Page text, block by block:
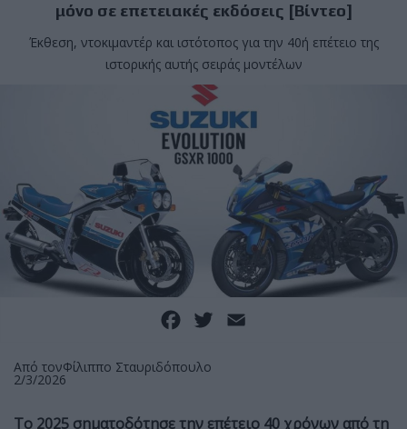
μόνο σε επετειακές εκδόσεις [Βίντεο]
Έκθεση, ντοκιμαντέρ και ιστότοπος για την 40ή επέτειο της
ιστορικής αυτής σειράς μοντέλων
Facebook
Twitter
Από τονΦίλιππο Σταυριδόπουλο
2/3/2026
Το 2025 σηματοδότησε την επέτειο 40 χρόνων από τη